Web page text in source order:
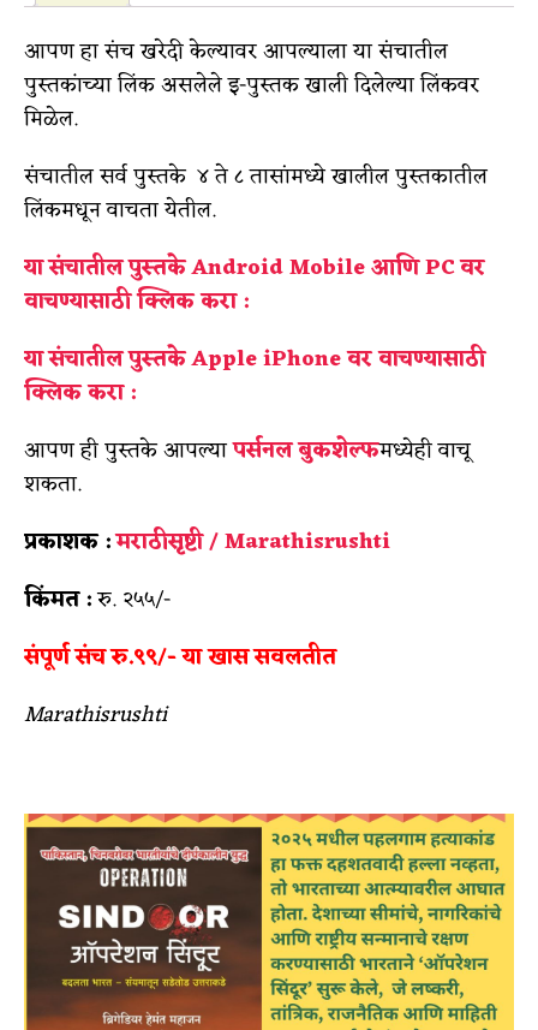
आपण हा संच खरेदी केल्यावर आपल्याला या संचातील
पुस्तकांच्या लिंक असलेले इ-पुस्तक खाली दिलेल्या लिंकवर
मिळेल.
संचातील सर्व पुस्तके ४ ते ८ तासांमध्ये खालील पुस्तकातील
लिंकमधून वाचता येतील.
या संचातील पुस्तके Android Mobile आणि PC वर
वाचण्यासाठी क्लिक करा :
या संचातील पुस्तके Apple iPhone वर वाचण्यासाठी
क्लिक करा :
आपण ही पुस्तके आपल्यापर्सनल बुकशेल्फमध्येही वाचू
शकता.
प्रकाशक :मराठीसृष्टी / Marathisrushti
किंमत :रु. २५५/-
संपूर्ण संच रु.९९/- या खास सवलतीत
Marathisrushti